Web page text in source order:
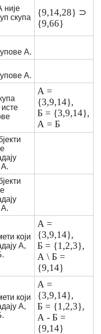
није
скупа
{9,14,28} ⊃
{9,66}
А.
А.
исте
А =
{3,9,14},
Б = {3,9,14},
А = Б
А.
А.
који
А,
А =
{3,9,14},
Б = {1,2,3},
А \ Б =
{9,14}
који
А,
А =
{3,9,14},
Б = {1,2,3},
А - Б = ​​
{9,14}